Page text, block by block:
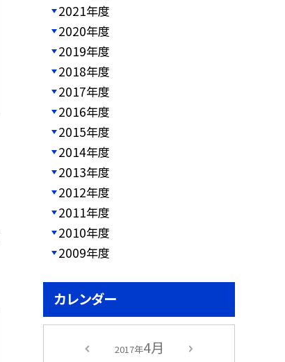
2021年度
2020年度
2019年度
2018年度
2017年度
2016年度
2015年度
2014年度
2013年度
2012年度
2011年度
2010年度
2009年度
カレンダー
2017年4月